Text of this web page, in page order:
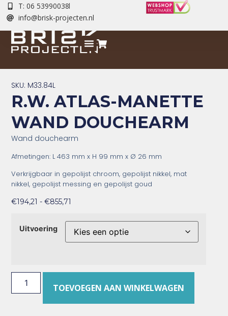
T: 06 53990038
info@brisk-projecten.nl
SKU: M33.84L
R.W. ATLAS-MANETTE
WAND DOUCHEARM
Wand douchearm
Afmetingen: L 463 mm x H 99 mm x Ø 26 mm
Verkrijgbaar in gepolijst chroom, gepolijst nikkel, mat
nikkel, gepolijst messing en gepolijst goud
€194,21 - €855,71
Uitvoering
TOEVOEGEN AAN WINKELWAGEN